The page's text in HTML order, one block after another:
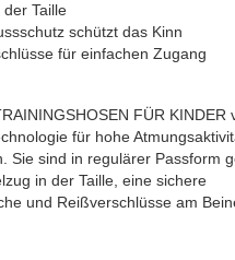
Taille
schützt das Kinn
für einfachen Zugang
FÜR KINDER
für hohe
Sie sind in regulärer Passform
in der Taille, eine sichere
und Reißverschlüsse am